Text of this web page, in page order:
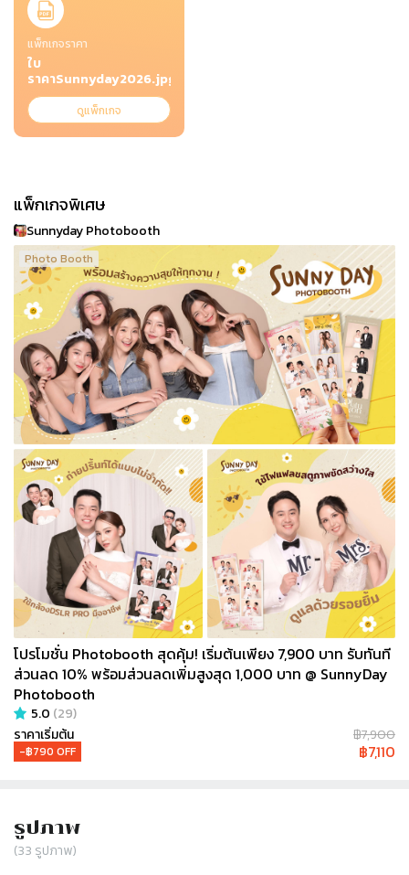
แพ็กเกจราคา
ใบ
ราคาSunnyday2026.jpg
ดูแพ็กเกจ
แพ็กเกจพิเศษ
Sunnyday Photobooth
Photo Booth
โปรโมชั่น Photobooth สุดคุ้ม! เริ่มต้นเพียง 7,900 บาท รับทันที
ส่วนลด 10% พร้อมส่วนลดเพิ่มสูงสุด 1,000 บาท @ SunnyDay
Photobooth
5.0 (29)
ราคาเริ่มต้น
฿7,900
-฿790 OFF ฿7,110
รูปภาพ
(33 รูปภาพ)